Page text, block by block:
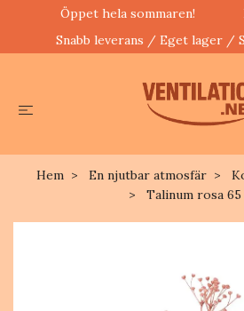
Öppet hela sommaren!
Snabb leverans / Eget lager /
Hem En njutbar atmosfär
Talinum rosa 65